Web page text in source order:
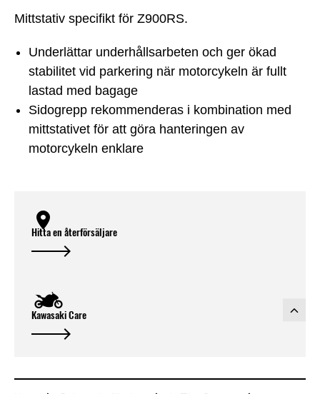
Mittstativ specifikt för Z900RS.
Underlättar underhållsarbeten och ger ökad
stabilitet vid parkering när motorcykeln är fullt
lastad med bagage
Sidogrepp rekommenderas i kombination med
mittstativet för att göra hanteringen av
motorcykeln enklare
Hitta en återförsäljare
Kawasaki Care